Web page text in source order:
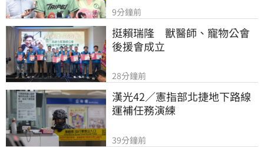
9分鐘前
挺賴瑞隆　獸醫師、寵物公會
後援會成立
28分鐘前
漢光42／憲指部北捷地下路線
運補任務演練
39分鐘前